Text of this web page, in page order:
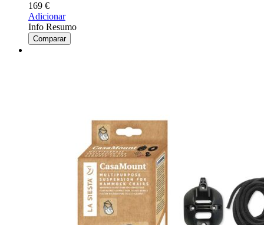
169 €
Adicionar
Info Resumo
Comparar